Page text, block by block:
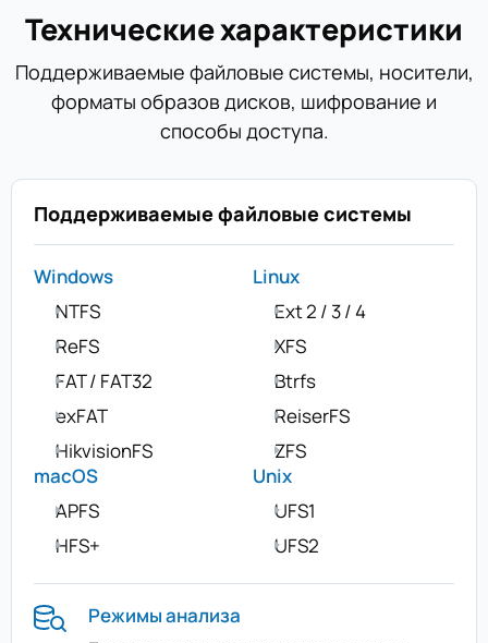
Технические характеристики
Поддерживаемые файловые системы, носители,
форматы образов дисков, шифрование и
способы доступа.
Поддерживаемые файловые системы
Windows
NTFS
ReFS
FAT / FAT32
exFAT
HikvisionFS
macOS
APFS
HFS+
Linux
Ext 2 / 3 / 4
XFS
Btrfs
ReiserFS
ZFS
Unix
UFS1
UFS2
Режимы анализа